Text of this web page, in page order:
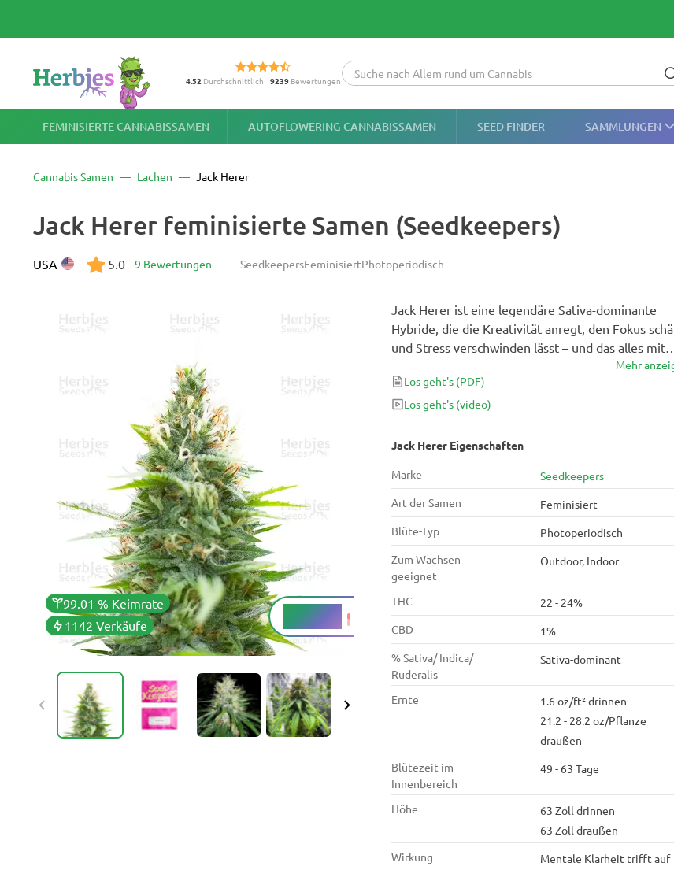
4.52 Durchschnittlich 9239Bewertungen
FEMINISIERTE CANNABISSAMEN AUTOFLOWERING CANNABISSAMEN SEED FINDER SAMMLUNGEN
Cannabis Samen Lachen Jack Herer
99.01 % Keimrate
1142 Verkäufe
22 - 24 %
THC
Jack Herer feminisierte Samen (Seedkeepers)
SeedkeepersFeminisiertPhotoperiodisch
USA 5.0 9 Bewertungen
Jack Herer Eigenschaften
Marke
Seedkeepers
Art der Samen
Feminisiert
Blüte-Typ
Photoperiodisch
Zum Wachsen
geeignet
Outdoor, Indoor
THC
22 - 24%
CBD
1%
% Sativa/ Indica/
Ruderalis
Sativa-dominant
Ernte
1.6 oz/ft² drinnen
21.2 - 28.2 oz/Pflanze
draußen
Blütezeit im
Innenbereich
49 - 63 Tage
Höhe
63 Zoll drinnen
63 Zoll draußen
Wirkung
Mentale Klarheit trifft auf
Jack Herer ist eine legendäre Sativa-dominante
Hybride, die die Kreativität anregt, den Fokus
und Stress verschwinden lässt – und das alles mit
einem sanften, erhebenden Rausch. Mit einem
Gehalt von 22–24 % ist sie der perfekte Begleiter
den Tag, der dich mit Energie versorgt und dennoch
Aromen erfrischen dich mit jedem Zug. Die Pflanze
Buds.
Mehr
Los geht's (PDF)
Los geht's (video)